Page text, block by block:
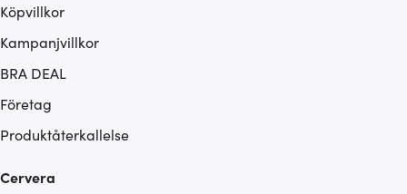
Köpvillkor
Kampanjvillkor
BRA DEAL
Företag
Produktåterkallelse
Cervera